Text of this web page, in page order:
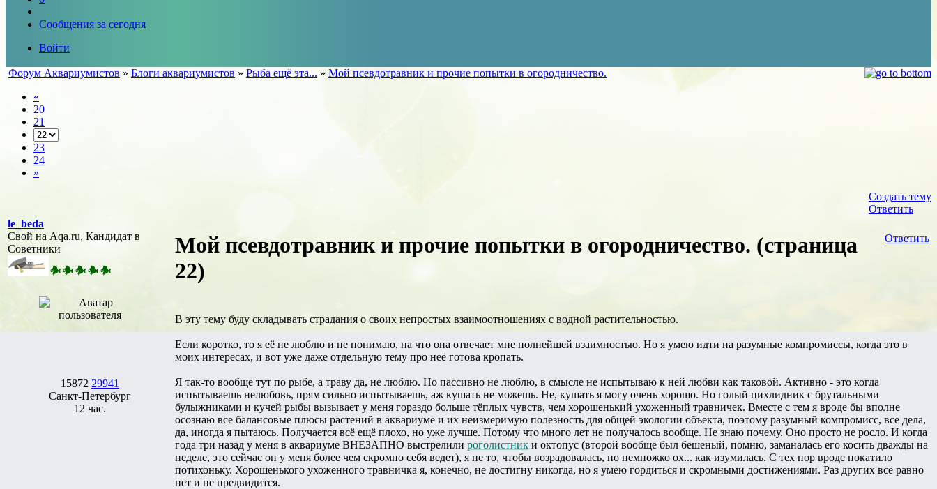
Сообщения за сегодня
Войти
Форум Аквариумистов » Блоги аквариумистов » Рыба ещё эта... » Мой псевдотравник и прочие попытки в огородничество.
«
20
21
23
24
»
Создать тему
Ответить
le_beda
Свой на Aqa.ru, Кандидат в
Советники
15872 29941
Санкт-Петербург
12 час.
Ответить
Мой псевдотравник и прочие попытки в огородничество. (страница
22)
В эту тему буду складывать страдания о своих непростых взаимоотношениях с водной растительностью.
Если коротко, то я её не люблю и не понимаю, на что она отвечает мне полнейшей взаимностью. Но я умею идти на разумные компромиссы, когда это в
моих интересах, и вот уже даже отдельную тему про неё готова кропать.
Я так-то вообще тут по рыбе, а траву да, не люблю. Но пассивно не люблю, в смысле не испытываю к ней любви как таковой. Активно - это когда
испытываешь нелюбовь, прям сильно испытываешь, аж кушать не можешь. Не, кушать я могу очень хорошо. Но голый цихлидник с брутальными
булыжниками и кучей рыбы вызывает у меня гораздо больше тёплых чувств, чем хорошенький ухоженный травничек. Вместе с тем я вроде бы вполне
осознаю все балансовые плюсы растений в аквариуме и их неизмеримую полезность для общей экологии объекта, поэтому разумный компромисс, все дела,
да, иногда я пытаюсь. Получается всё ещё плохо, но уже лучше. Потому что много лет не получалось вообще. Не знаю почему. Оно просто не росло. И когда
года три назад у меня в аквариуме ВНЕЗАПНО выстрелили роголистник и октопус (второй вообще был бешеный, помню, заманалась его косить дважды на
неделе, это сейчас он у меня более чем скромно себя ведет), я не то, чтобы возрадовалась, но немножко ох... как изумилась. С тех пор вроде покатило
потихоньку. Хорошенького ухоженного травничка я, конечно, не достигну никогда, но я умею гордиться и скромными достижениями. Раз других всё равно
нет и не предвидится.